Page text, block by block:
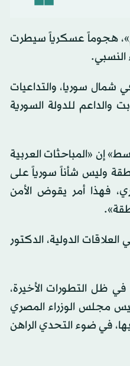
هجوماً عسكرياً سيطرت
شمال سوريا، والتداعيات
والداعم للدولة السورية
إن «المباحثات العربية
وليس شأناً سورياً على
فهذا أمر يقوض الأمن
الأكبر منذ 2011، وفق تقدير الخبير في العلاقات الدولية، الدكتور
ظل التطورات الأخيرة،
مجلس الوزراء المصري
في ضوء التحدي الراهن